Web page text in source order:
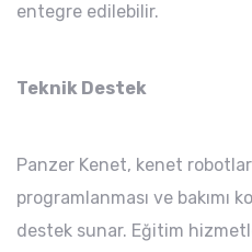
entegre edilebilir.
Teknik Destek
Panzer Kenet, kenet
programlanması ve bakımı
destek sunar. Eğitim